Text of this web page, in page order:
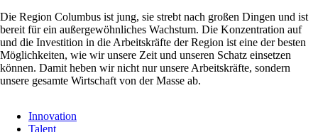
Die Region Columbus ist jung, sie strebt nach großen Dingen und ist
bereit für ein außergewöhnliches Wachstum. Die Konzentration auf
und die Investition in die Arbeitskräfte der Region ist eine der besten
Möglichkeiten, wie wir unsere Zeit und unseren Schatz einsetzen
können. Damit heben wir nicht nur unsere Arbeitskräfte, sondern
unsere gesamte Wirtschaft von der Masse ab.
Innovation
Talent